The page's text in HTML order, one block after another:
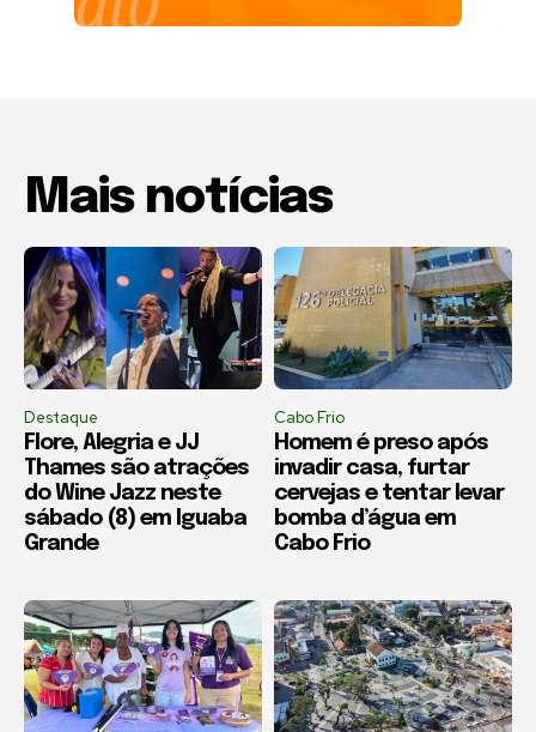
Mais notícias
Destaque
Flore, Alegria e JJ
Thames são atrações
do Wine Jazz neste
sábado (8) em Iguaba
Grande
Cabo Frio
Homem é preso após
invadir casa, furtar
cervejas e tentar levar
bomba d’água em
Cabo Frio